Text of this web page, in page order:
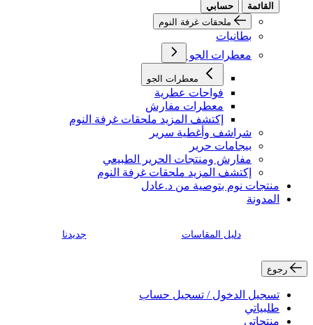
القائمة
حسابي
ملحقات غرفة النوم
بطانيات
معطرات الجو
معطرات الجو
فواحات عطرية
معطرات مفارش
إكتشف المزيد ملحقات غرفة النوم
شراشف وأغطية سرير
بيجامات حرير
مفارش ومنتجات الحرير الطبيعي
إكتشف المزيد ملحقات غرفة النوم
منتجات نوم بتوصية من د.عادل
المدونة
دليل المقاسات جديدنا
رجوع
تسجيل الدخول / تسجيل حساب
طلبياتي
منتجاتي